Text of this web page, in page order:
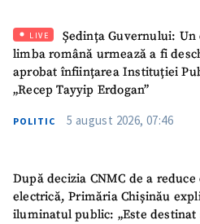
LIVE
Ședința Guvernului:
limba română urmează a fi
aprobat înființarea Instituției
„Recep Tayyip Erdogan”
POLITIC 5 august 2026, 07:46
După decizia CNMC de a
electrică, Primăria Chișinău
iluminatul public: „Este